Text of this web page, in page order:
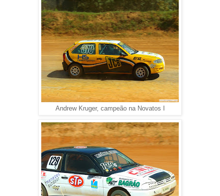
Andrew Kruger, campeão na Novatos I